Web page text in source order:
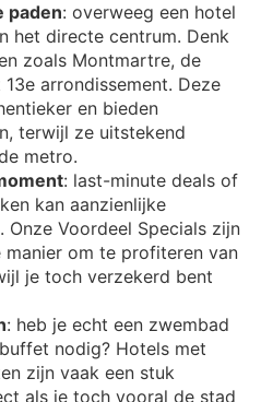
paden: overweeg een hotel
het directe centrum. Denk
zoals Montmartre, de
arrondissement. Deze
en bieden
terwijl ze uitstekend
metro.
: last-minute deals of
kan aanzienlijke
Onze Voordeel Specials zijn
om te profiteren van
je toch verzekerd bent
: heb je echt een zwembad
nodig? Hotels met
zijn vaak een stuk
als je toch vooral de stad